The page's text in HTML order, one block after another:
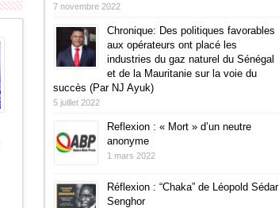
7 novembre 2022
Chronique: Des politiques favorables
aux opérateurs ont placé les
industries du gaz naturel du Sénégal
et de la Mauritanie sur la voie du
succès (Par NJ Ayuk)
5 juillet 2022
Reflexion : « Mort » d’un neutre
anonyme
1 mars 2022
Réflexion : “Chaka” de Léopold Sédar
Senghor